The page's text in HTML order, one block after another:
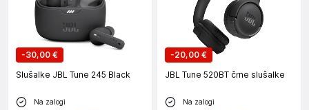
-30,00 €
Slušalke JBL Tune 245 Black
Na zalogi
-20,00 €
JBL Tune 520BT črne slušalke
Na zalogi